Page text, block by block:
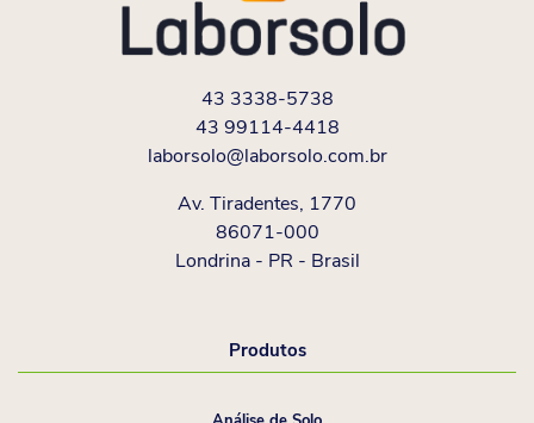
43 3338-5738
43 99114-4418
laborsolo@laborsolo.com.br
Av. Tiradentes, 1770
86071-000
Londrina - PR - Brasil
Produtos